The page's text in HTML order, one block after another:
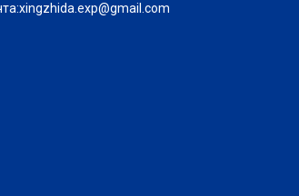
xingzhida.exp@gmail.com